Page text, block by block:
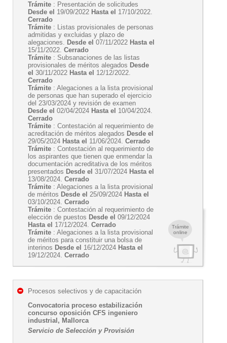
Trámite
online
Trámite : Presentación de solicitudes
Desde el 19/09/2022 Hasta el 17/10/2022.
Cerrado
Trámite : Listas provisionales de personas
admitidas y excluidas y plazo de
alegaciones. Desde el 07/11/2022 Hasta el
15/11/2022. Cerrado
Trámite : Subsanaciones de las listas
provisionales de méritos alegados Desde
el 30/11/2022 Hasta el 12/12/2022.
Cerrado
Trámite : Alegaciones a la lista provisional
de personas que han superado el ejercicio
del 23/03/2024 y revisión de examen
Desde el 02/04/2024 Hasta el 10/04/2024.
Cerrado
Trámite : Contestación al requerimiento de
acreditación de méritos alegados Desde el
29/05/2024 Hasta el 11/06/2024. Cerrado
Trámite : Contestación al requerimiento de
los aspirantes que tienen que enmendar la
documentación acreditativa de los méritos
presentados Desde el 31/07/2024 Hasta el
13/08/2024. Cerrado
Trámite : Alegaciones a la lista provisional
de méritos Desde el 25/09/2024 Hasta el
03/10/2024. Cerrado
Trámite : Contestación al requerimiento de
elección de puestos Desde el 09/12/2024
Hasta el 17/12/2024. Cerrado
Trámite : Alegaciones a la lista provisional
de méritos para constituir una bolsa de
interinos Desde el 16/12/2024 Hasta el
19/12/2024. Cerrado
Procesos selectivos y de capacitación
Convocatoria proceso estabilización
concurso oposición CFS ingeniero
industrial, Mallorca
Servicio de Selección y Provisión